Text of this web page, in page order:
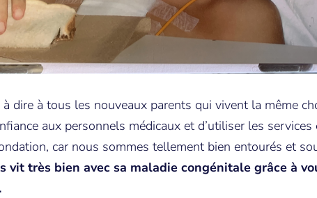
à dire à tous les nouveaux parents qui vivent la même
aux personnels médicaux et d’utiliser les
car nous sommes tellement bien entourés et
vit très bien avec sa maladie congénitale grâce à